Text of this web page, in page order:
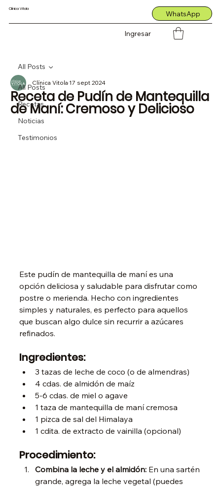
Clínica Vitola
WhatsApp
Ingresar
All Posts
Recetas
Noticias
Testimonios
All Posts
Receta de Pudín de Mantequilla
de Maní: Cremoso y Delicioso
Clínica Vitola17 sept 2024
Este pudín de mantequilla de maní es una
opción deliciosa y saludable para disfrutar como
postre o merienda. Hecho con ingredientes
simples y naturales, es perfecto para aquellos
que buscan algo dulce sin recurrir a azúcares
refinados.
Ingredientes:
3 tazas de leche de coco (o de almendras)
4 cdas. de almidón de maíz
5-6 cdas. de miel o agave
1 taza de mantequilla de maní cremosa
1 pizca de sal del Himalaya
1 cdita. de extracto de vainilla (opcional)
Procedimiento:
Combina la leche y el almidón: En una sartén
grande, agrega la leche vegetal (puedes